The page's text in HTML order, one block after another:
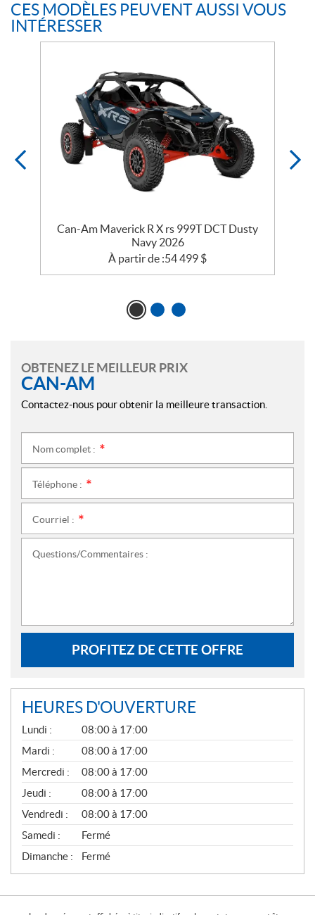
CES MODÈLES PEUVENT AUSSI VOUS
INTÉRESSER
Can-Am Maverick R X rs 999T DCT Dusty
Navy 2026
À partir de :54 499 $
OBTENEZ LE MEILLEUR PRIX
CAN-AM
Contactez-nous pour obtenir la meilleure transaction.
Nom complet :
Téléphone :
Courriel :
Questions/Commentaires :
PROFITEZ DE CETTE OFFRE
HEURES D'OUVERTURE
G
É
N
É
R
A
L
Lundi :
08:00 à 17:00
Mardi :
08:00 à 17:00
Mercredi :
08:00 à 17:00
Jeudi :
08:00 à 17:00
Vendredi :
08:00 à 17:00
Samedi :
Fermé
Dimanche :
Fermé